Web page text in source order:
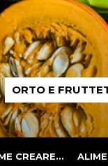
ORTO E
CREARE…